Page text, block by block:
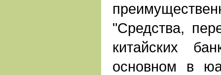
"Средства,
китайских
основном в